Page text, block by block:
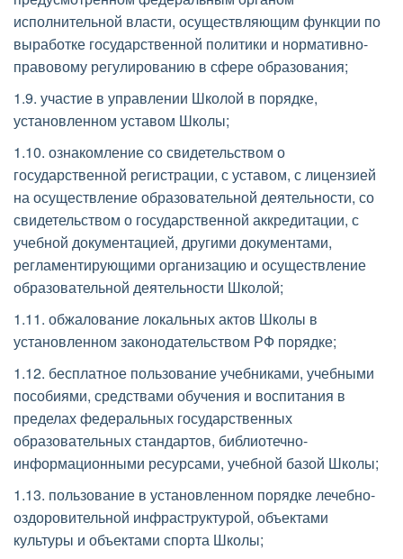
исполнительной власти, осуществляющим функции по
выработке государственной политики и нормативно-
правовому регулированию в сфере образования;
1.9. участие в управлении Школой в порядке,
установленном уставом Школы;
1.10. ознакомление со свидетельством о
государственной регистрации, с уставом, с лицензией
на осуществление образовательной деятельности, со
свидетельством о государственной аккредитации, с
учебной документацией, другими документами,
регламентирующими организацию и осуществление
образовательной деятельности Школой;
1.11. обжалование локальных актов Школы в
установленном законодательством РФ порядке;
1.12. бесплатное пользование учебниками, учебными
пособиями, средствами обучения и воспитания в
пределах федеральных государственных
образовательных стандартов, библиотечно-
информационными ресурсами, учебной базой Школы;
1.13. пользование в установленном порядке лечебно-
оздоровительной инфраструктурой, объектами
культуры и объектами спорта Школы;